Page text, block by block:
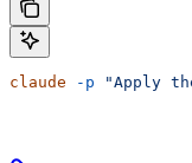
claude -p "Apply